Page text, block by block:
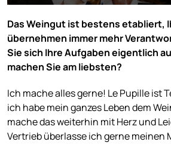
Das Weingut ist bestens etabliert,
übernehmen immer mehr
Sie sich Ihre Aufgaben eigentlich
machen Sie am liebsten?
Ich mache alles gerne! Le Pupille ist
ich habe mein ganzes Leben dem
mache das weiterhin mit Herz und
Vertrieb überlasse ich gerne meinen